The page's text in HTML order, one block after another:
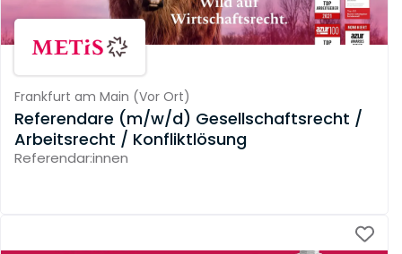
Frankfurt am Main (Vor Ort)
Referendare (m/w/d) Gesellschaftsrecht /
Arbeitsrecht / Konfliktlösung
Referendar:innen